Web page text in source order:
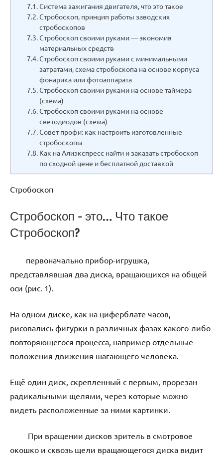
Система зажигания двигателя, что это такое
Стробоскоп, принцип работы заводских
стробоскопов
Стробоскоп своими руками — экономия
материальных средств
Стробоскоп своими руками с минимальными
затратами, схема стробоскопа на основе корпуса
фонарика или фотоаппарата
Стробоскоп своими руками на основе таймера
(схема)
Стробоскоп своими руками на основе
светодиодов (схема)
Совет профи: как настроить изготовленные
стробоскопы
Как на Алиэкспресс найти и заказать стробоскоп
по сходной цене и бесплатной доставкой
Стробоскоп
Стробоскоп – это… Что такое
Стробоскоп?
первоначально прибор-игрушка,
представлявшая два диска, вращающихся на общей
оси (рис. 1).
На одном диске, как на циферблате часов,
рисовались фигурки в различных фазах какого-либо
повторяющегося процесса, например отдельные
положения движения шагающего человека.
Ещё один диск, скрепленный с первым, прорезан
радикальными щелями, через которые можно
видеть расположенные за ними картинки.
При вращении дисков зритель в смотровое
окошко и сквозь щели вращающегося диска видит